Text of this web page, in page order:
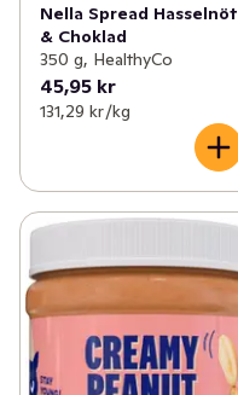
Nella Spread Hasselnöt
& Choklad
350 g, HealthyCo
45,95 kr
131,29 kr /kg